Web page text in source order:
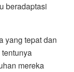
beradaptasi
yang tepat dan
mereka